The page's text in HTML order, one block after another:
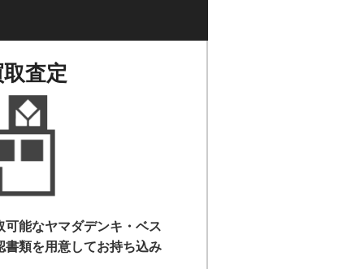
査定
能なヤマダデンキ・ベス
書類を用意してお持ち込み